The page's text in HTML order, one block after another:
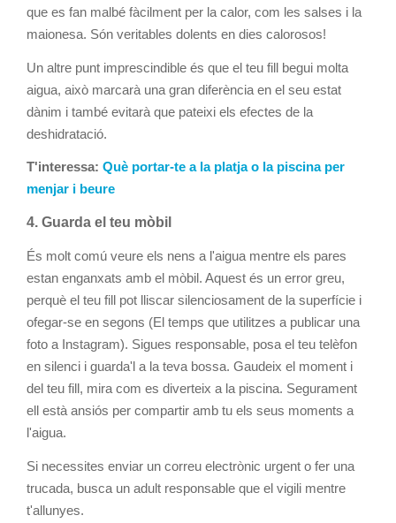
que es fan malbé fàcilment per la calor, com les salses i la
maionesa. Són veritables dolents en dies calorosos!
Un altre punt imprescindible és que el teu fill begui molta
aigua, això marcarà una gran diferència en el seu estat
dànim i també evitarà que pateixi els efectes de la
deshidratació.
T'interessa: Què portar-te a la platja o la piscina per
menjar i beure
4. Guarda el teu mòbil
És molt comú veure els nens a l'aigua mentre els pares
estan enganxats amb el mòbil. Aquest és un error greu,
perquè el teu fill pot lliscar silenciosament de la superfície i
ofegar-se en segons (El temps que utilitzes a publicar una
foto a Instagram). Sigues responsable, posa el teu telèfon
en silenci i guarda'l a la teva bossa. Gaudeix el moment i
del teu fill, mira com es diverteix a la piscina. Segurament
ell està ansiós per compartir amb tu els seus moments a
l'aigua.
Si necessites enviar un correu electrònic urgent o fer una
trucada, busca un adult responsable que el vigili mentre
t'allunyes.